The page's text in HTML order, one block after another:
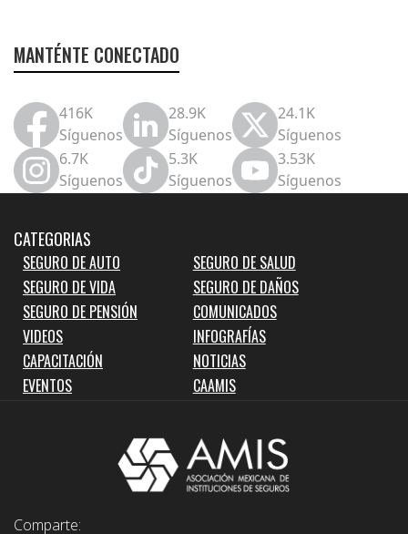
MANTÉNTE CONECTADO
416K
Síguenos
28.9K
Síguenos
24.1K
Síguenos
6.7K
Síguenos
5.3K
Síguenos
3.53K
Síguenos
CATEGORIAS
SEGURO DE AUTO
SEGURO DE SALUD
SEGURO DE VIDA
SEGURO DE DAÑOS
SEGURO DE PENSIÓN
COMUNICADOS
VIDEOS
INFOGRAFÍAS
CAPACITACIÓN
NOTICIAS
EVENTOS
CAAMIS
Comparte: